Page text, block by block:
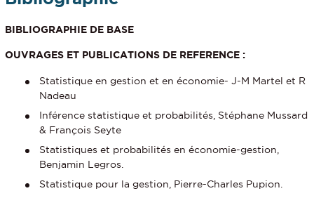
BIBLIOGRAPHIE DE BASE
OUVRAGES ET PUBLICATIONS DE REFERENCE :
Statistique en gestion et en économie- J-M Martel et R
Nadeau
Inférence statistique et probabilités, Stéphane Mussard
& François Seyte
Statistiques et probabilités en économie-gestion,
Benjamin Legros.
Statistique pour la gestion, Pierre-Charles Pupion.